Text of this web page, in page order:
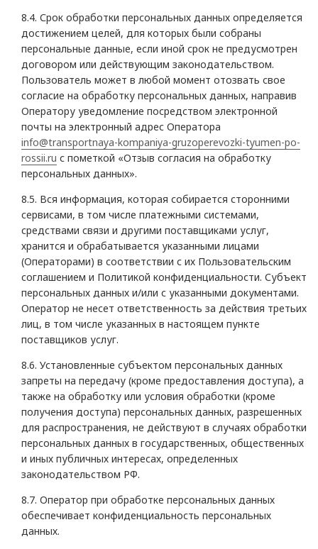
8.4. Срок обработки персональных данных определяется
достижением целей, для которых были собраны
персональные данные, если иной срок не предусмотрен
договором или действующим законодательством.
Пользователь может в любой момент отозвать свое
согласие на обработку персональных данных, направив
Оператору уведомление посредством электронной
почты на электронный адрес Оператора
info@transportnaya-kompaniya-gruzoperevozki-tyumen-po-
rossii.ru с пометкой «Отзыв согласия на обработку
персональных данных».
8.5. Вся информация, которая собирается сторонними
сервисами, в том числе платежными системами,
средствами связи и другими поставщиками услуг,
хранится и обрабатывается указанными лицами
(Операторами) в соответствии с их Пользовательским
соглашением и Политикой конфиденциальности. Субъект
персональных данных и/или с указанными документами.
Оператор не несет ответственность за действия третьих
лиц, в том числе указанных в настоящем пункте
поставщиков услуг.
8.6. Установленные субъектом персональных данных
запреты на передачу (кроме предоставления доступа), а
также на обработку или условия обработки (кроме
получения доступа) персональных данных, разрешенных
для распространения, не действуют в случаях обработки
персональных данных в государственных, общественных
и иных публичных интересах, определенных
законодательством РФ.
8.7. Оператор при обработке персональных данных
обеспечивает конфиденциальность персональных
данных.